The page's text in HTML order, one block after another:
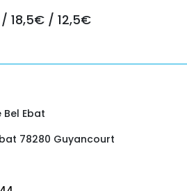
18,5€ / 12,5€
Bel Ebat
78280 Guyancourt